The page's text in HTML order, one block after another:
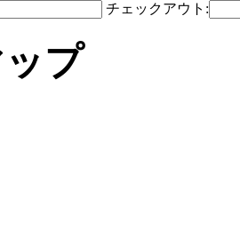
チェックアウト:
プ